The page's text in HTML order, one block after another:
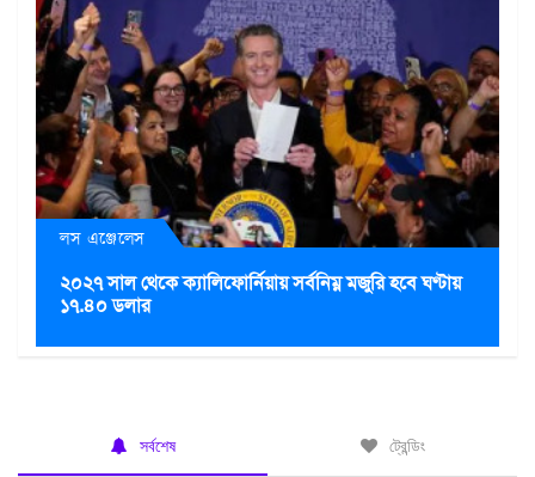
লস এঞ্জেলেস
২০২৭ সাল থেকে ক্যালিফোর্নিয়ায় সর্বনিম্ন মজুরি হবে ঘণ্টায়
১৭.৪০ ডলার
সর্বশেষ ট্রেন্ডিং